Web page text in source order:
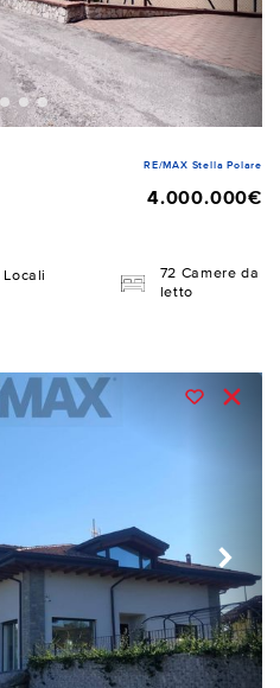
RE/MAX Stella Polare
4.000.000€
Locali
72 Camere da
letto